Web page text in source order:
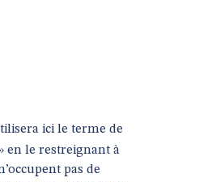
ici le terme de
en le restreignant à
pas de